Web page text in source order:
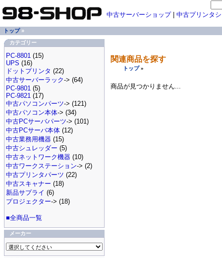
関連商品を探す
トップ»
商品が見つかりません...
中古サーバーショップ| 中古プリンタ
トップ»
カテゴリー
PC-8801 (15)
UPS (16)
ドットプリンタ (22)
中古サーバーラック-> (64)
PC-9801 (5)
PC-9821 (17)
中古パソコンパーツ-> (121)
中古パソコン本体-> (34)
中古PCサーバパーツ-> (101)
中古PCサーバ本体 (12)
中古業務用機器 (15)
中古シュレッダー (5)
中古ネットワーク機器 (10)
中古ワークステーション-> (2)
中古プリンタパーツ (22)
中古スキャナー (18)
新品サプライ (6)
プロジェクター-> (18)
■全商品一覧
メーカー